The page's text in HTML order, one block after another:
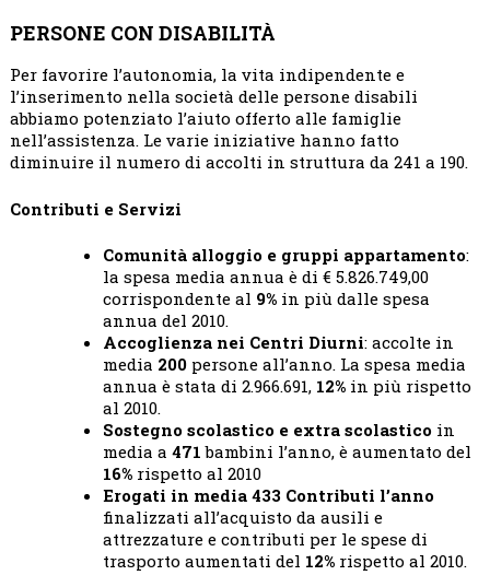
PERSONE CON DISABILITÀ
Per favorire l’autonomia, la vita indipendente e
l’inserimento nella società delle persone disabili
abbiamo potenziato l’aiuto offerto alle famiglie
nell’assistenza. Le varie iniziative hanno fatto
diminuire il numero di accolti in struttura da 241 a 190.
Contributi e Servizi
Comunità alloggio e gruppi appartamento:
la spesa media annua è di € 5.826.749,00
corrispondente al 9% in più dalle spesa
annua del 2010.
Accoglienza nei Centri Diurni: accolte in
media 200persone all’anno. La spesa media
annua è stata di 2.966.691, 12% in più rispetto
al 2010.
Sostegno scolastico e extra scolastico in
media a 471 bambini l’anno, è aumentato del
16%rispetto al 2010
Erogati in media 433 Contributi l’anno
finalizzati all’acquisto da ausili e
attrezzature e contributi per le spese di
trasporto aumentati del 12%rispetto al 2010.